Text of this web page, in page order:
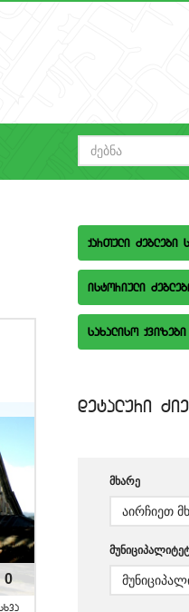
0
sxva
qarTuli Zeglebi
istoriuli
saxaliso qvizebi
detaluri
მხარე